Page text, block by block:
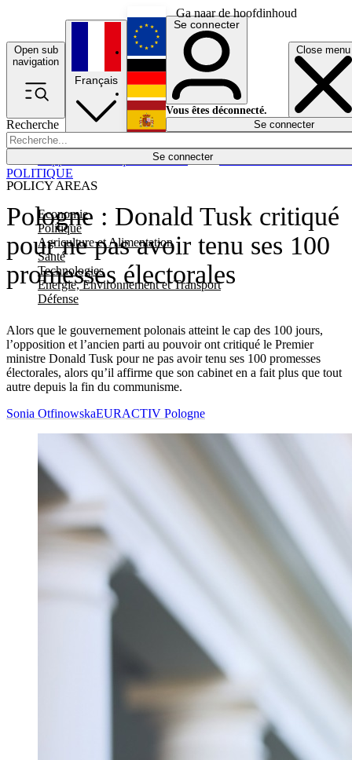
Ga naar de hoofdinhoud
Open sub
navigation
Close menu
Recherche
Se connecter
POLICY AREAS
Economie
Politique
Agriculture et Alimentation
Santé
Technologies
Energie, Environnement et Transport
Défense
Économie
Français
English
Deutsch
Español
Se connecter
Vous êtes déconnecté.
Se connecter
Pologne : Donald Tusk critiqué
pour ne pas avoir tenu ses 100
promesses électorales
Alors que le gouvernement polonais atteint le cap des 100 jours,
l’opposition et l’ancien parti au pouvoir ont critiqué le Premier
ministre Donald Tusk pour ne pas avoir tenu ses 100 promesses
électorales, alors qu’il affirme que son cabinet en a fait plus que tout
autre depuis la fin du communisme.
POLITIQUE
Sonia OtfinowskaEURACTIV Pologne